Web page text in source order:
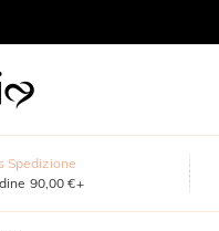
Spedizione
90,00 €+